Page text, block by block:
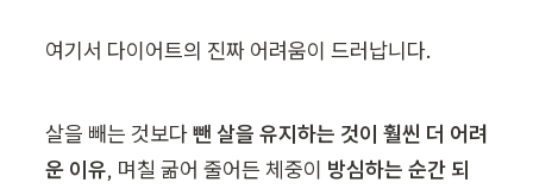
여기서 다이어트의 진짜 어려움이 드러납니다.
살을 빼는 것보다 뺀 살을 유지하는 것이 훨씬 더 어려
운 이유, 며칠 굶어 줄어든 체중이 방심하는 순간 되